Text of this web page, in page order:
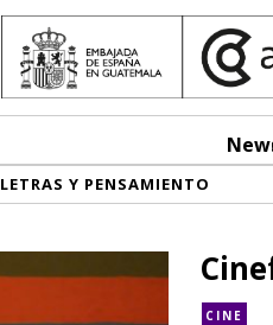
LETRAS Y PENSAMIENTO
CINE